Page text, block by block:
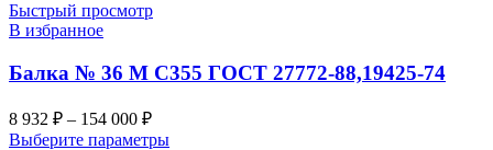
Быстрый просмотр
В избранное
Балка № 36 М С355 ГОСТ 27772-88,19425-74
8 932 ₽ – 154 000 ₽
Выберите параметры